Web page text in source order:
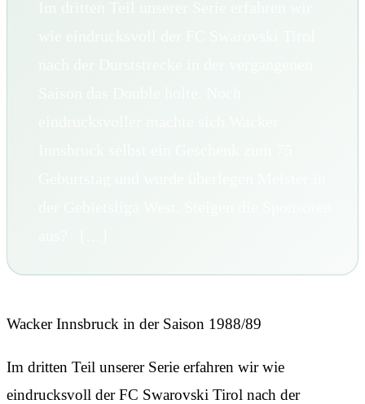
Wacker Innsbruck in der Saison 1988/89
Im dritten Teil unserer Serie erfahren wir wie
eindrucksvoll der FC Swarovski Tirol nach der